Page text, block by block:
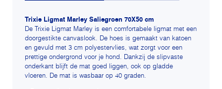
Trixie Ligmat Marley Saliegroen 70X50 cm
De Trixie Ligmat Marley is een comfortabele ligmat met een
doorgestikte canvaslook. De hoes is gemaakt van katoen
en gevuld met 3 cm polyestervlies, wat zorgt voor een
prettige ondergrond voor je hond. Dankzij de slipvaste
onderkant blijft de mat goed liggen, ook op gladde
vloeren. De mat is wasbaar op 40 graden.